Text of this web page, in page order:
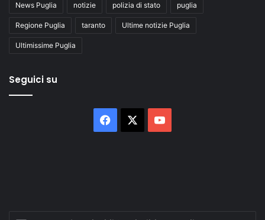
News Puglia notizie polizia di stato puglia
Regione Puglia taranto Ultime notizie Puglia
Ultimissime Puglia
Seguici su
Facebook
Inserisci